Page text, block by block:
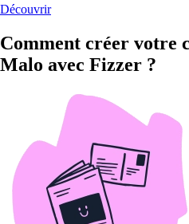
Découvrir
Comment créer votre
Malo avec Fizzer ?